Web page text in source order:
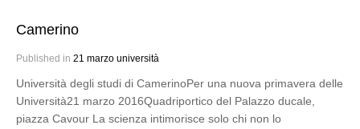
Camerino
Published in 21 marzo università
Università degli studi di CamerinoPer una nuova primavera delle
Università21 marzo 2016Quadriportico del Palazzo ducale,
piazza Cavour La scienza intimorisce solo chi non lo